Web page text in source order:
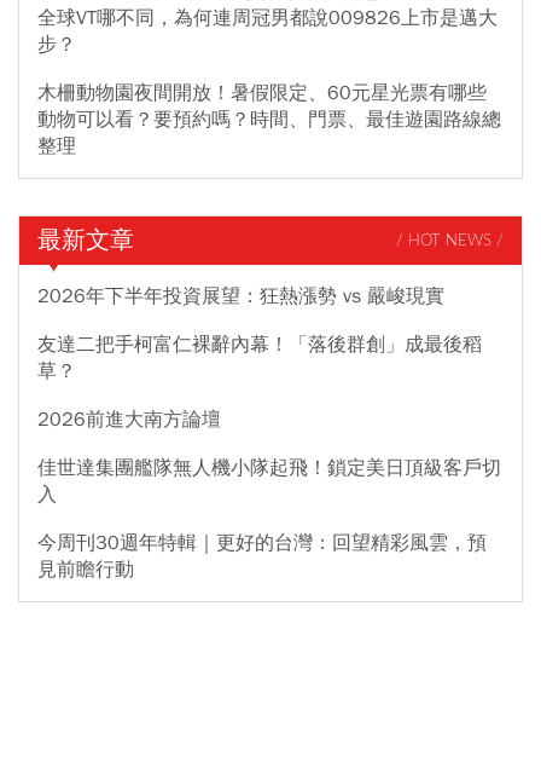
全球VT哪不同，為何連周冠男都說009826上市是邁大
步？
木柵動物園夜間開放！暑假限定、60元星光票有哪些
動物可以看？要預約嗎？時間、門票、最佳遊園路線總
整理
最新文章 / HOT NEWS /
2026年下半年投資展望：狂熱漲勢 vs 嚴峻現實
友達二把手柯富仁裸辭內幕！「落後群創」成最後稻
草？
2026前進大南方論壇
佳世達集團艦隊無人機小隊起飛！鎖定美日頂級客戶切
入
今周刊30週年特輯｜更好的台灣：回望精彩風雲，預
見前瞻行動